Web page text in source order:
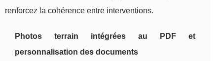
renforcez la cohérence entre interventions.
Photos terrain intégrées au PDF et
personnalisation des documents